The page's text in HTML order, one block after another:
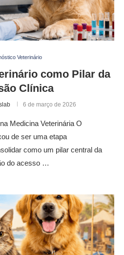
Veterinário
como Pilar da
Clínica
6 de março de 2026
Medicina Veterinária O
de ser uma etapa
como um pilar central da
do acesso …